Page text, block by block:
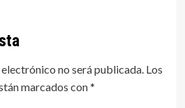
no será publicada. Los
marcados con*